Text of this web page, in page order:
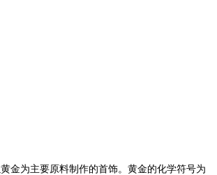
金为主要原料制作的首饰。黄金的化学符号为